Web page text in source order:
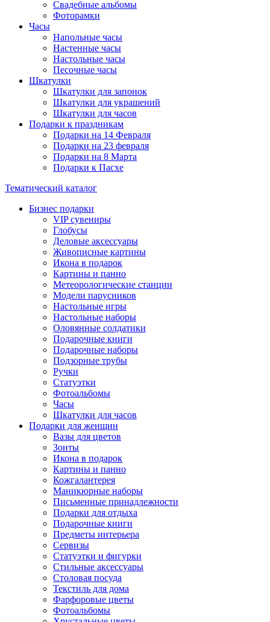
Свадебные альбомы
Фоторамки
Часы
Напольные часы
Настенные часы
Настольные часы
Песочные часы
Шкатулки
Шкатулки для запонок
Шкатулки для украшений
Шкатулки для часов
Подарки к праздникам
Подарки на 14 Февраля
Подарки на 23 февраля
Подарки на 8 Марта
Подарки к Пасхе
Тематический каталог
Бизнес подарки
VIP сувениры
Глобусы
Деловые аксессуары
Живописные картины
Икона в подарок
Картины и панно
Метеорологические станции
Модели парусников
Настольные игры
Настольные наборы
Оловянные солдатики
Подарочные книги
Подарочные наборы
Подзорные трубы
Ручки
Статуэтки
Фотоальбомы
Часы
Шкатулки для часов
Подарки для женщин
Вазы для цветов
Зонты
Икона в подарок
Картины и панно
Кожгалантерея
Маникюрные наборы
Письменные принадлежности
Подарки для отдыха
Подарочные книги
Предметы интерьера
Сервизы
Статуэтки и фигурки
Стильные аксессуары
Столовая посуда
Текстиль для дома
Фарфоровые цветы
Фотоальбомы